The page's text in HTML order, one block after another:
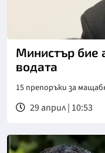
Министър бие
водата
15 препоръки за
29 април | 10:53